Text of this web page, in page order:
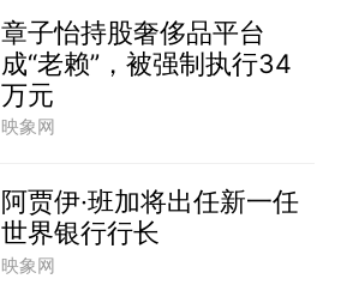
章子怡持股奢侈品平台
成“老赖”，被强制执行34
万元
映象网
阿贾伊·班加将出任新一任
世界银行行长
映象网